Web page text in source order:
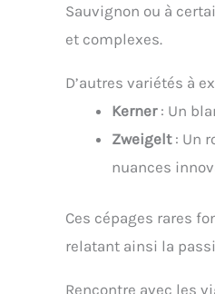
Sauvignon ou à
et complexes.
D’autres variétés à
Kerner: Un
Zweigelt: Un
nuances
Ces cépages rares
relatant ainsi la
Rencontre avec les